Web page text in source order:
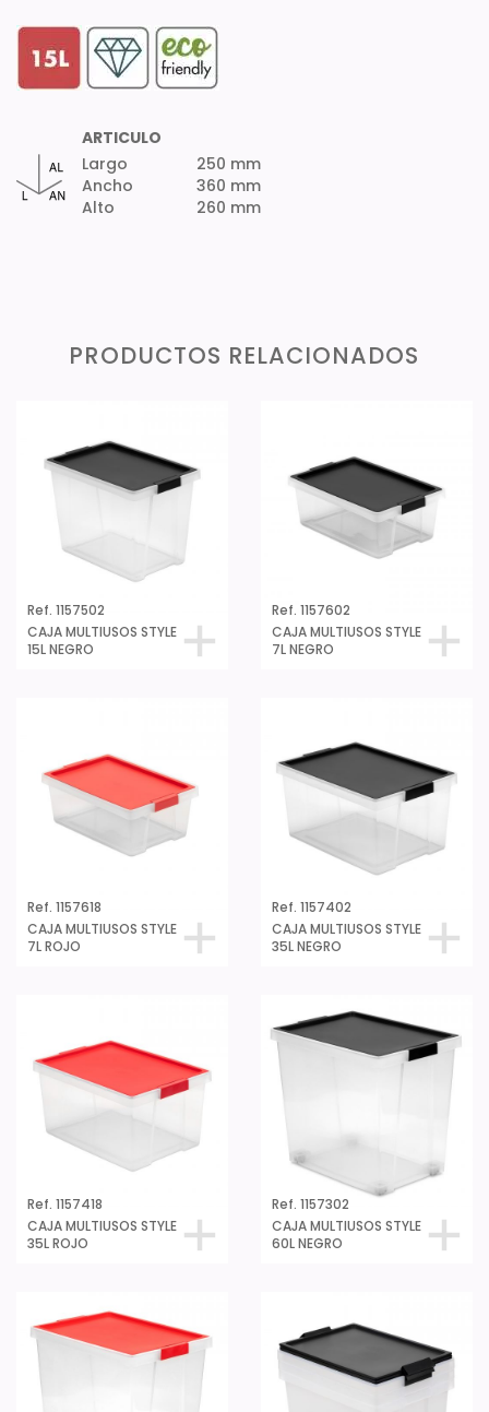
ARTICULO
Largo
Ancho
Alto
250 mm
360 mm
260 mm
PRODUCTOS RELACIONADOS
Ref. 1157502
CAJA MULTIUSOS STYLE
15L NEGRO
Ref. 1157602
CAJA MULTIUSOS STYLE
7L NEGRO
Ref. 1157618
CAJA MULTIUSOS STYLE
7L ROJO
Ref. 1157402
CAJA MULTIUSOS STYLE
35L NEGRO
Ref. 1157418
CAJA MULTIUSOS STYLE
35L ROJO
Ref. 1157302
CAJA MULTIUSOS STYLE
60L NEGRO